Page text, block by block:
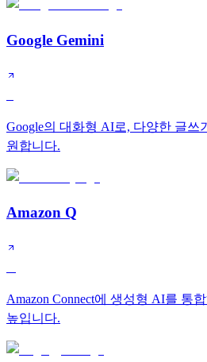
Google Gemini
Google의 대화형 AI로, 다양한 글쓰
원합니다.
Amazon Q
Amazon Connect에 생성형 AI를 통
높입니다.